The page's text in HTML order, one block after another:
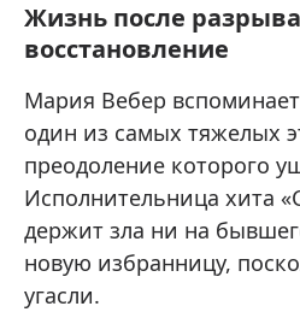
Жизнь после
восстановление
Мария Вебер
один из самых тяжелых
преодоление которого
Исполнительница хита
держит зла ни на
новую избранницу,
угасли.